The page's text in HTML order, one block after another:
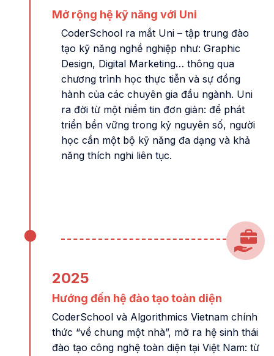
Mở rộng hệ kỹ năng với Uni
CoderSchool ra mắt Uni – tập trung đào
tạo kỹ năng nghề nghiệp như: Graphic
Design, Digital Marketing… thông qua
chương trình học thực tiễn và sự đồng
hành của các chuyên gia đầu ngành. Uni
ra đời từ một niềm tin đơn giản: để phát
triển bền vững trong kỷ nguyên số, người
học cần một bộ kỹ năng đa dạng và khả
năng thích nghi liên tục.
2025
Hướng đến hệ đào tạo toàn diện
CoderSchool và Algorithmics Vietnam chính
thức “về chung một nhà”, mở ra hệ sinh thái
đào tạo công nghệ toàn diện tại Việt Nam: từ